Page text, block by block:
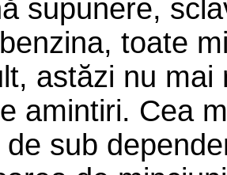
supunere,
toate
astăzi nu
amintiri. Cea
de sub